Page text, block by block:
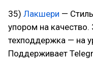
35) Лакшери —
упором на
техподдержка — на
Поддерживает